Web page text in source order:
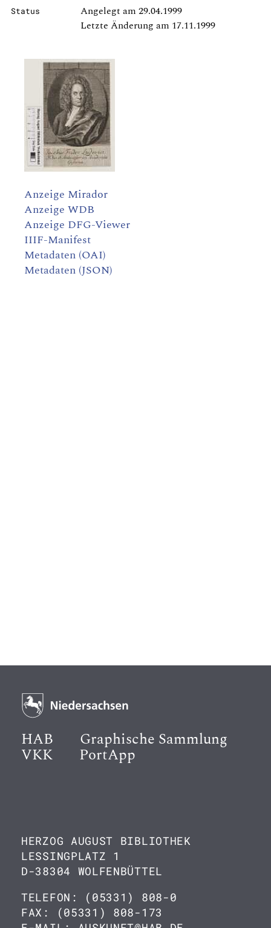
Status
Angelegt am 29.04.1999
Letzte Änderung am 17.11.1999
Anzeige Mirador
Anzeige WDB
Anzeige DFG-Viewer
IIIF-Manifest
Metadaten (OAI)
Metadaten (JSON)
HAB Graphische Sammlung
VKK PortApp
HERZOG AUGUST BIBLIOTHEK
LESSINGPLATZ 1
D-38304 WOLFENBÜTTEL
TELEFON: (05331) 808-0
FAX: (05331) 808-173